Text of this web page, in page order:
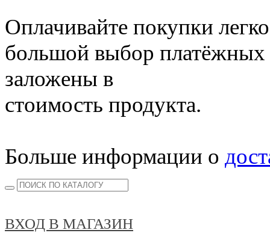
Оплачивайте покупки
большой выбор
заложены в
стоимость продукта.
Больше информации о
ВХОД В МАГАЗИН